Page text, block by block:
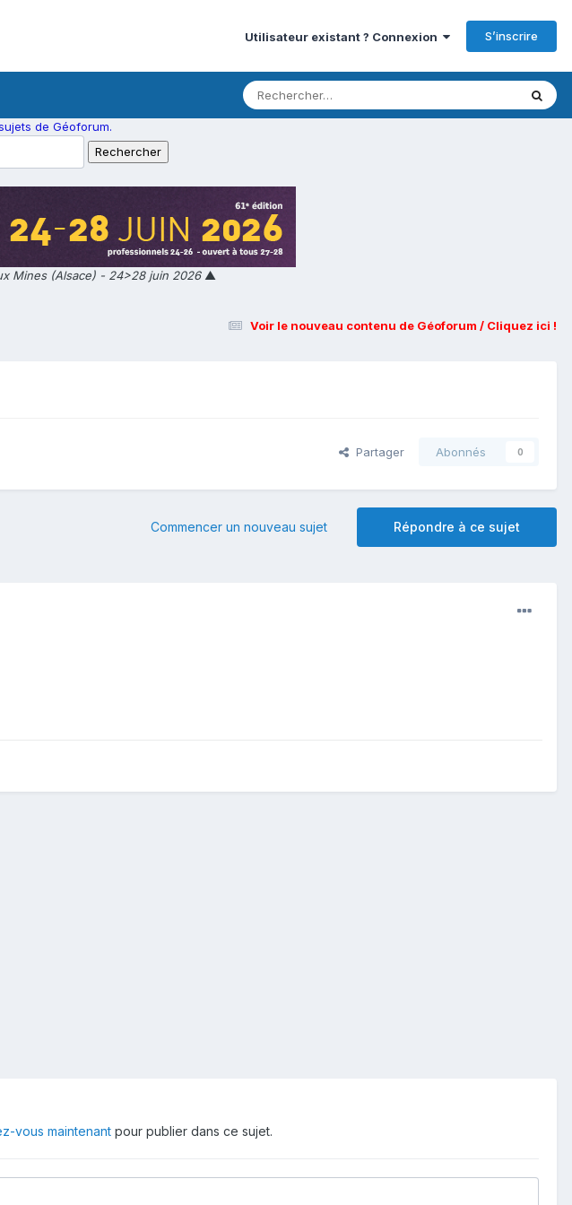
Utilisateur existant ? Connexion S’inscrire
de Géoforum.
Mines (Alsace) - 24>28 juin 2026▲
Voir le nouveau contenu de Géoforum / Cliquez ici !
Partager Abonnés 0
Répondre à ce sujet
Commencer un nouveau sujet
vous maintenant pour publier dans ce sujet.